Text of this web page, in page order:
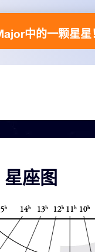
中的一颗星星
座图